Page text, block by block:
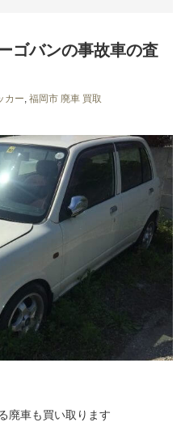
ゴバンの事故車の査
カー, 福岡市 廃車 買取
廃車も買い取ります